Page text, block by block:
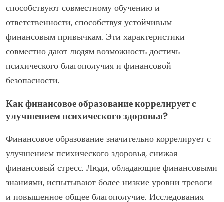
способствуют совместному обучению и
ответственности, способствуя устойчивым
финансовым привычкам. Эти характеристики
совместно дают людям возможность достичь
психического благополучия и финансовой
безопасности.
Как финансовое образование коррелирует с
улучшением психического здоровья?
Финансовое образование значительно коррелирует с
улучшением психического здоровья, снижая
финансовый стресс. Люди, обладающие финансовыми
знаниями, испытывают более низкие уровни тревоги
и повышенное общее благополучие. Исследования